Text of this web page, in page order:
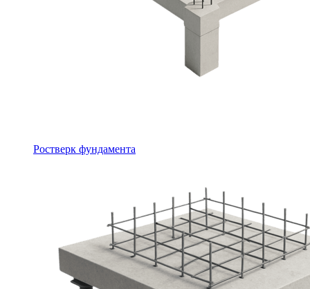
Ростверк фундамента